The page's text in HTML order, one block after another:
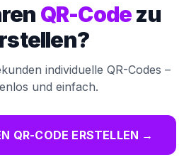
QR-Codezu
individuelle QR-Codes –
und einfach.
QR-CODE ERSTELLEN →